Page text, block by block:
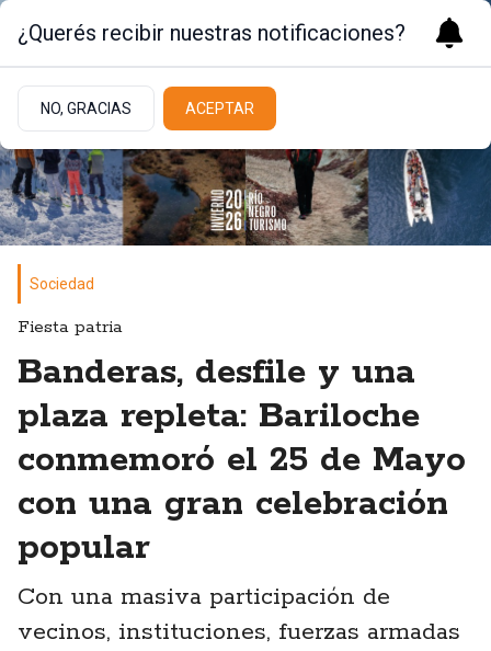
Sociedad
Fiesta patria
Banderas, desfile y una
plaza repleta: Bariloche
conmemoró el 25 de Mayo
con una gran celebración
popular
Con una masiva participación de
vecinos, instituciones, fuerzas armadas
¿Querés recibir nuestras notificaciones?
NO, GRACIAS ACEPTAR